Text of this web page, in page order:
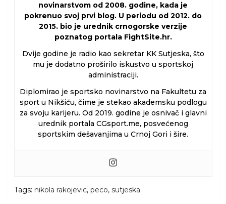
novinarstvom od 2008. godine, kada je
pokrenuo svoj prvi blog. U periodu od 2012. do
2015. bio je urednik crnogorske verzije
poznatog portala FightSite.hr.
Dvije godine je radio kao sekretar KK Sutjeska, što
mu je dodatno proširilo iskustvo u sportskoj
administraciji.
Diplomirao je sportsko novinarstvo na Fakultetu za
sport u Nikšiću, čime je stekao akademsku podlogu
za svoju karijeru. Od 2019. godine je osnivač i glavni
urednik portala CGsport.me, posvećenog
sportskim dešavanjima u Crnoj Gori i šire.
Tags: nikola rakojevic, peco, sutjeska